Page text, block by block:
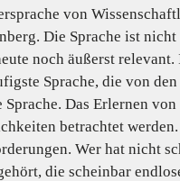
von
Die Sprache ist
noch äußerst
Sprache, die von
Das Erlernen
betrachtet
Wer hat nicht
die scheinbar